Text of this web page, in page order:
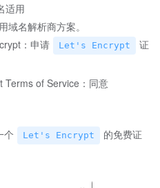
适用
域名解析商方案。
：申请
Let's Encrypt
证
Terms of Service：同意
个 Let's Encrypt
的免费证